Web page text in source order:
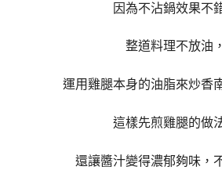
因為不沾鍋效果不
整道料理不放油，
運用雞腿本身的油脂來炒香
這樣先煎雞腿的做
還讓醬汁變得濃郁夠味，